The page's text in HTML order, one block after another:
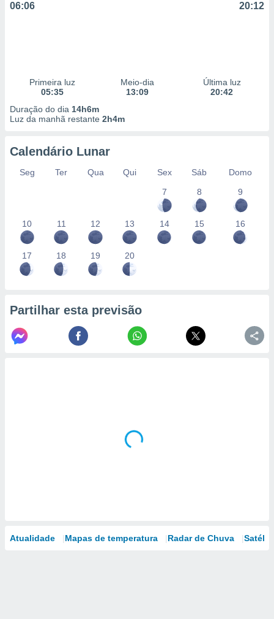
06:06 20:12
Primeira luz
05:35
Meio-dia
13:09
Última luz
20:42
Duração do dia 14h6m
Luz da manhã restante 2h4m
Calendário Lunar
Seg Ter Qua Qui Sex Sáb
Domo
7
8 9
10 11 12 13 14 15 16
17 18 19 20
Partilhar esta previsão
Atualidade Mapas de temperatura Radar de Chuva